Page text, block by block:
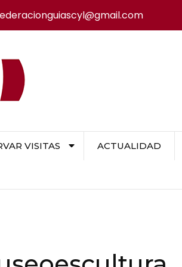
VISITAS ACTUALIDAD